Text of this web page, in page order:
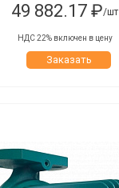
49 882.17 ₽/шт
НДС 22% включен в цену
Заказать